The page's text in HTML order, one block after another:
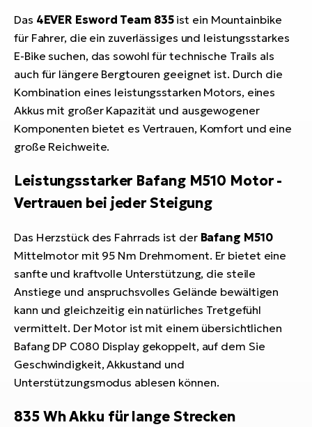
Das 4EVER Esword Team 835ist ein Mountainbike
für Fahrer, die ein zuverlässiges und leistungsstarkes
E-Bike suchen, das sowohl für technische Trails als
auch für längere Bergtouren geeignet ist. Durch die
Kombination eines leistungsstarken Motors, eines
Akkus mit großer Kapazität und ausgewogener
Komponenten bietet es Vertrauen, Komfort und eine
große Reichweite.
Leistungsstarker Bafang M510 Motor -
Vertrauen bei jeder Steigung
Das Herzstück des Fahrrads ist der Bafang M510
Mittelmotor mit 95 Nm Drehmoment. Er bietet eine
sanfte und kraftvolle Unterstützung, die steile
Anstiege und anspruchsvolles Gelände bewältigen
kann und gleichzeitig ein natürliches Tretgefühl
vermittelt. Der Motor ist mit einem übersichtlichen
Bafang DP C080 Display gekoppelt, auf dem Sie
Geschwindigkeit, Akkustand und
Unterstützungsmodus ablesen können.
835 Wh Akku für lange Strecken